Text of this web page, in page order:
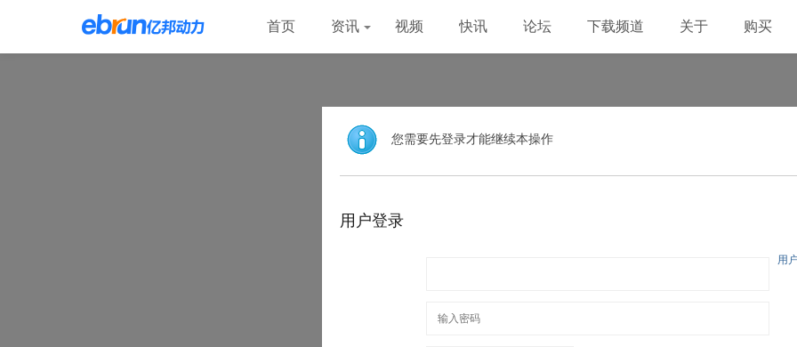
首页 资讯 视频 快讯 论坛 下载频道 关于 购买
您需要先登录才能继续本操作
用户登录
用